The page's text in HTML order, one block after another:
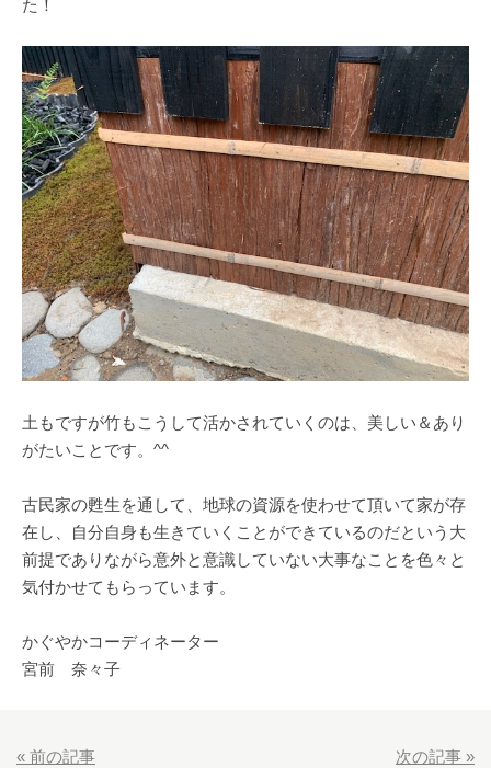
た！
土もですが竹もこうして活かされていくのは、美しい＆あり
がたいことです。^^
古民家の甦生を通して、地球の資源を使わせて頂いて家が存
在し、自分自身も生きていくことができているのだという大
前提でありながら意外と意識していない大事なことを色々と
気付かせてもらっています。
かぐやかコーディネーター
宮前 奈々子
« 前の記事 次の記事 »